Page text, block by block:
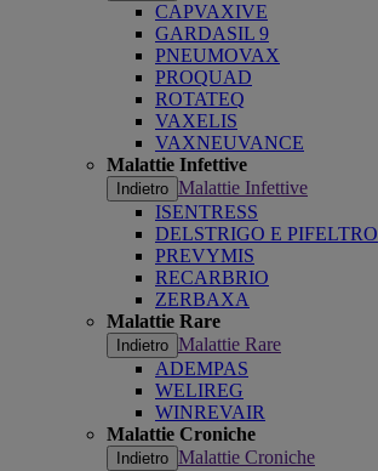
CAPVAXIVE
GARDASIL 9
PNEUMOVAX
PROQUAD
ROTATEQ
VAXELIS
VAXNEUVANCE
Malattie Infettive
Indietro Malattie Infettive
ISENTRESS
DELSTRIGO E PIFELTRO
PREVYMIS
RECARBRIO
ZERBAXA
Malattie Rare
Indietro Malattie Rare
ADEMPAS
WELIREG
WINREVAIR
Malattie Croniche
Indietro Malattie Croniche